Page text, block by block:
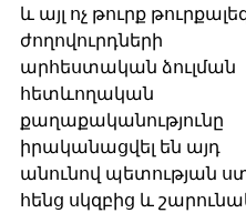
և այլ ոչ թուրք
ժողովուրդների
արհեստական ​​ձուլման
հետևողական
քաղաքականությունը
իրականացվել են այդ
անունով պետության
հենց սկզբից և